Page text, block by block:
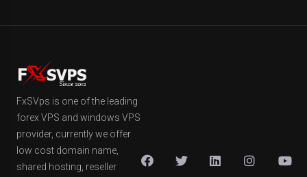
FxSVps is one of the leading
forex VPS and windows VPS
provider, currently we offer
low cost domain name,
shared hosting, reseller